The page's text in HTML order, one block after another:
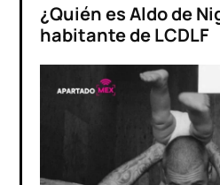
¿Quién es Aldo de
habitante de LCDLF